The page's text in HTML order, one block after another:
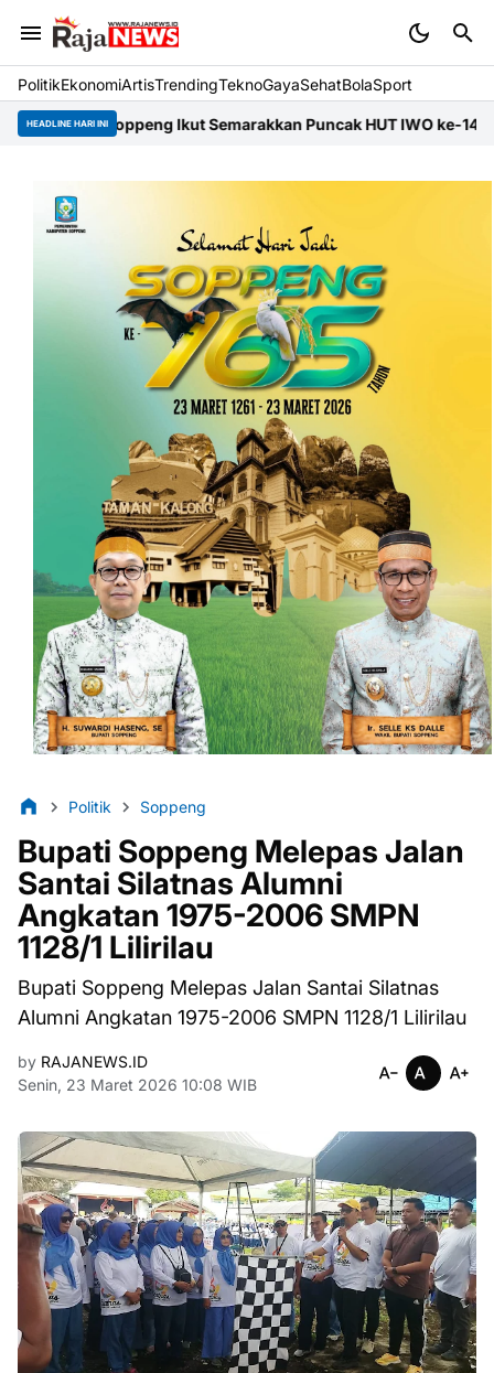
PolitikEkonomiArtisTrendingTeknoGayaSehatBolaSport
HEADLINE HARI INI
Soppeng Ikut Semarakkan Puncak HUT IWO ke-14 Nasional
Politik Soppeng
Bupati Soppeng Melepas Jalan
Santai Silatnas Alumni
Angkatan 1975-2006 SMPN
1128/1 Lilirilau
Bupati Soppeng Melepas Jalan Santai Silatnas
Alumni Angkatan 1975-2006 SMPN 1128/1 Lilirilau
by RAJANEWS.ID
Senin, 23 Maret 2026 10:08 WIB